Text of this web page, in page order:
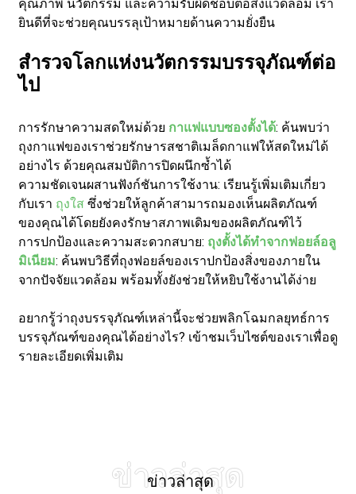
คุณภาพ นวัตกรรม และความรับผิดชอบต่อสิ่งแวดล้อม เรา
ยินดีที่จะช่วยคุณบรรลุเป้าหมายด้านความยั่งยืน
สำรวจโลกแห่งนวัตกรรมบรรจุภัณฑ์ต่อ
ไป
การรักษาความสดใหม่ด้วย กาแฟแบบซองตั้งได้: ค้นพบว่า
ถุงกาแฟของเราช่วยรักษารสชาติเมล็ดกาแฟให้สดใหม่ได้
อย่างไร ด้วยคุณสมบัติการปิดผนึกซ้ำได้
ความชัดเจนผสานฟังก์ชันการใช้งาน: เรียนรู้เพิ่มเติมเกี่ยว
กับเรา ถุงใส ซึ่งช่วยให้ลูกค้าสามารถมองเห็นผลิตภัณฑ์
ของคุณได้โดยยังคงรักษาสภาพเดิมของผลิตภัณฑ์ไว้
การปกป้องและความสะดวกสบาย: ถุงตั้งได้ทำจากฟอยล์อลู
มิเนียม: ค้นพบวิธีที่ถุงฟอยล์ของเราปกป้องสิ่งของภายใน
จากปัจจัยแวดล้อม พร้อมทั้งยังช่วยให้หยิบใช้งานได้ง่าย
อยากรู้ว่าถุงบรรจุภัณฑ์เหล่านี้จะช่วยพลิกโฉมกลยุทธ์การ
บรรจุภัณฑ์ของคุณได้อย่างไร? เข้าชมเว็บไซต์ของเราเพื่อดู
รายละเอียดเพิ่มเติม
ข่าวล่าสุด
ข่าวล่าสุด
แวดล้อมสามารถปกป้องผลิตภัณฑ์ของคุณ